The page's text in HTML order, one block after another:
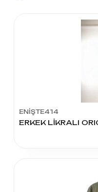
ENİŞTE414
ERKEK LİKRALI